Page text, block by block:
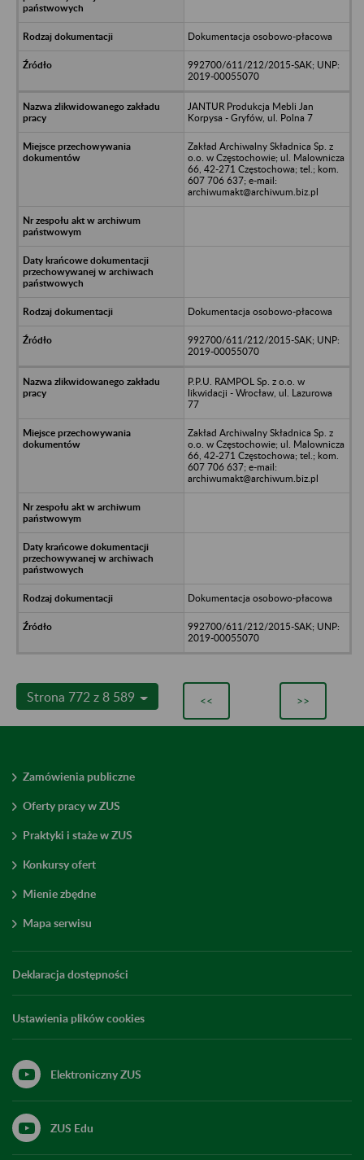
Dokumentacja osobowo-płacowa
992700/611/212/2015-SAK; UNP:
2019-00055070
JANTUR Produkcja Mebli Jan
Korpysa - Gryfów, ul. Polna 7
Zakład Archiwalny Składnica Sp. z
o.o. w Częstochowie; ul. Malownicza
66, 42-271 Częstochowa; tel.; kom.
607 706 637; e-mail:
archiwumakt@archiwum.biz.pl
Dokumentacja osobowo-płacowa
992700/611/212/2015-SAK; UNP:
2019-00055070
P.P.U. RAMPOL Sp. z o.o. w
likwidacji - Wrocław, ul. Lazurowa
77
Zakład Archiwalny Składnica Sp. z
o.o. w Częstochowie; ul. Malownicza
66, 42-271 Częstochowa; tel.; kom.
607 706 637; e-mail:
archiwumakt@archiwum.biz.pl
Dokumentacja osobowo-płacowa
992700/611/212/2015-SAK; UNP:
2019-00055070
Strona 772 z 8 589 << >>
Zamówienia publiczne
Oferty pracy w ZUS
Praktyki i staże w ZUS
Konkursy ofert
Mienie zbędne
Mapa serwisu
Deklaracja dostępności
Ustawienia plików cookies
Elektroniczny ZUS
ZUS Edu